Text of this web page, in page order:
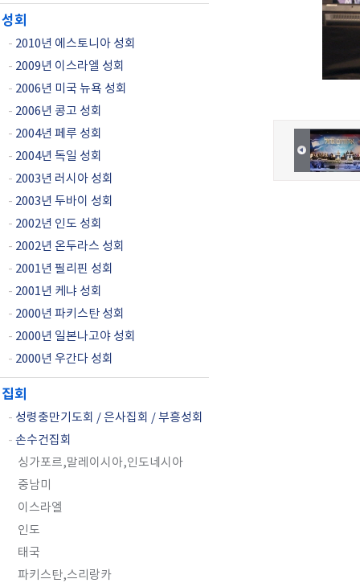
성회
- 2010년 에스토니아 성회
- 2009년 이스라엘 성회
- 2006년 미국 뉴욕 성회
- 2006년 콩고 성회
- 2004년 페루 성회
- 2004년 독일 성회
- 2003년 러시아 성회
- 2003년 두바이 성회
- 2002년 인도 성회
- 2002년 온두라스 성회
- 2001년 필리핀 성회
- 2001년 케냐 성회
- 2000년 파키스탄 성회
- 2000년 일본나고야 성회
- 2000년 우간다 성회
집회
- 성령충만기도회 / 은사집회 / 부흥성회
- 손수건집회
싱가포르,말레이시아,인도네시아
중남미
이스라엘
인도
태국
파키스탄,스리랑카